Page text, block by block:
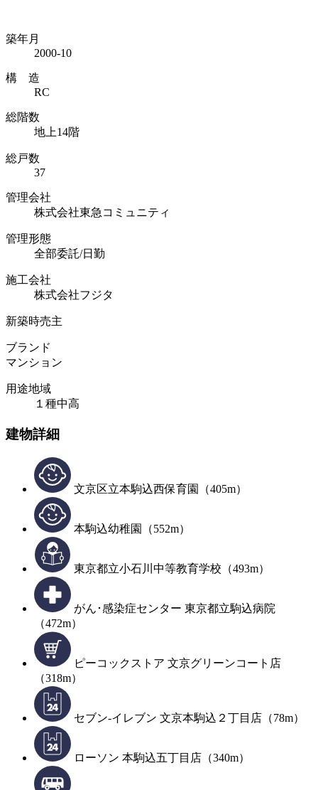
築年月
2000-10
構 造
RC
総階数
地上14階
総戸数
37
管理会社
株式会社東急コミュニティ
管理形態
全部委託/日勤
施工会社
株式会社フジタ
新築時売主
ブランド
マンション
用途地域
１種中高
建物詳細
文京区立本駒込西保育園（405m）
本駒込幼稚園（552m）
東京都立小石川中等教育学校（493m）
がん･感染症センター 東京都立駒込病院
（472m）
ピーコックストア 文京グリーンコート店
（318m）
セブン-イレブン 文京本駒込２丁目店（78m）
ローソン 本駒込五丁目店（340m）